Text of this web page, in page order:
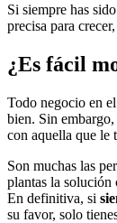
Si siempre has
precisa para
¿Es fácil
Todo negocio en
bien. Sin
con aquella que le
Son muchas las
plantas la solución
En definitiva, si
su favor, solo